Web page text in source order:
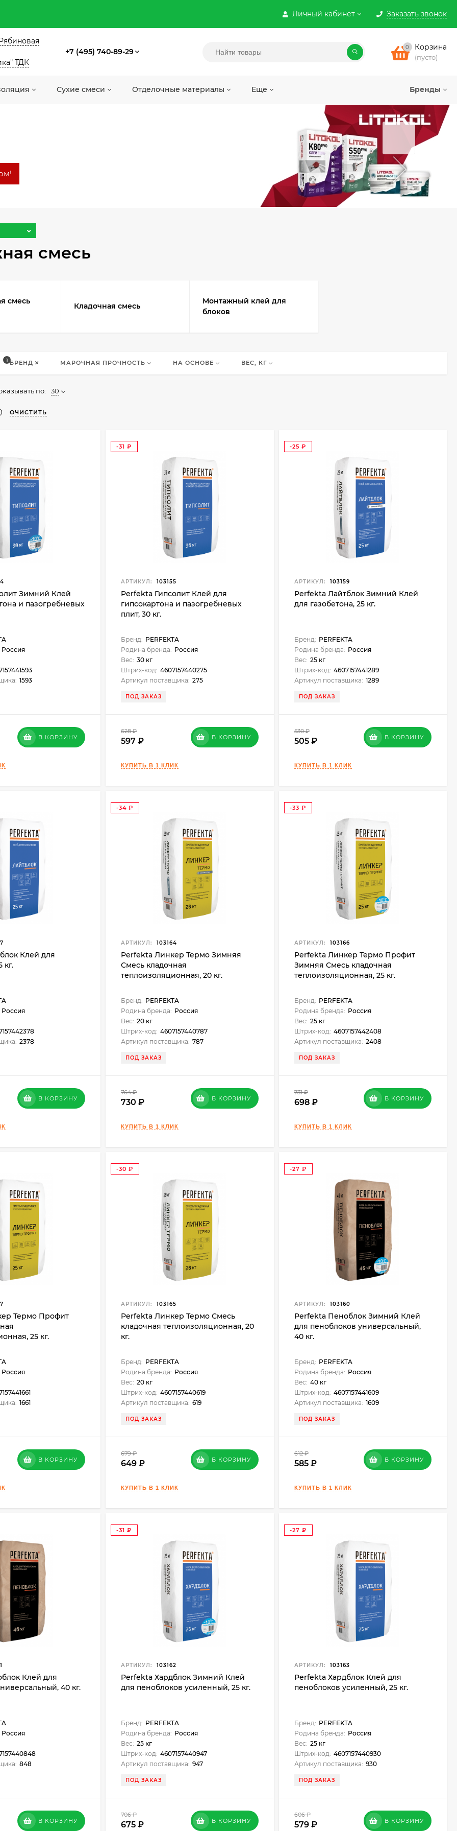
Личный кабинет Заказать звонок
ТДК
+7 (495) 740-89-29 0 Корзина
(пусто)
Бренды
Сухие смеси Отделочные материалы Еще
смесь
смесь
Кладочная смесь
Монтажный клей для
блоков
БРЕНД
1 МАРОЧНАЯ ПРОЧНОСТЬ НА ОСНОВЕ ВЕС, КГ
по: 30
ОЧИСТИТЬ
Зимний Клей
и пазогребневых
Россия
1593
В КОРЗИНУ
-31
АРТИКУЛ: 103155
Perfekta Гипсолит Клей для
гипсокартона и пазогребневых
плит, 30 кг.
Бренд: PERFEKTA
Родина бренда: Россия
Вес: 30 кг
Штрих-код: 4607157440275
Артикул поставщика: 275
ПОД ЗАКАЗ
628 ₽
597 В КОРЗИНУ
-25
АРТИКУЛ: 103159
Perfekta Лайтблок Зимний Клей
для газобетона, 25 кг.
Бренд: PERFEKTA
Родина бренда: Россия
Вес: 25 кг
Штрих-код: 4607157441289
Артикул поставщика: 1289
ПОД ЗАКАЗ
530 ₽
505 В КОРЗИНУ
Клей для
кг.
Россия
2378
В КОРЗИНУ
-34
АРТИКУЛ: 103164
Perfekta Линкер Термо Зимняя
Смесь кладочная
теплоизоляционная, 20 кг.
Бренд: PERFEKTA
Родина бренда: Россия
Вес: 20 кг
Штрих-код: 4607157440787
Артикул поставщика: 787
ПОД ЗАКАЗ
764 ₽
730 В КОРЗИНУ
-33
АРТИКУЛ: 103166
Perfekta Линкер Термо Профит
Зимняя Смесь кладочная
теплоизоляционная, 25 кг.
Бренд: PERFEKTA
Родина бренда: Россия
Вес: 25 кг
Штрих-код: 4607157442408
Артикул поставщика: 2408
ПОД ЗАКАЗ
731 ₽
698 В КОРЗИНУ
Термо Профит
25 кг.
Россия
1661
В КОРЗИНУ
-30
АРТИКУЛ: 103165
Perfekta Линкер Термо Смесь
кладочная теплоизоляционная, 20
кг.
Бренд: PERFEKTA
Родина бренда: Россия
Вес: 20 кг
Штрих-код: 4607157440619
Артикул поставщика: 619
ПОД ЗАКАЗ
679 ₽
649 В КОРЗИНУ
-27
АРТИКУЛ: 103160
Perfekta Пеноблок Зимний Клей
для пеноблоков универсальный,
40 кг.
Бренд: PERFEKTA
Родина бренда: Россия
Вес: 40 кг
Штрих-код: 4607157441609
Артикул поставщика: 1609
ПОД ЗАКАЗ
612 ₽
585 В КОРЗИНУ
Клей для
40 кг.
Россия
848
В КОРЗИНУ
-31
АРТИКУЛ: 103162
Perfekta Хардблок Зимний Клей
для пеноблоков усиленный, 25 кг.
Бренд: PERFEKTA
Родина бренда: Россия
Вес: 25 кг
Штрих-код: 4607157440947
Артикул поставщика: 947
ПОД ЗАКАЗ
706 ₽
675 В КОРЗИНУ
-27
АРТИКУЛ: 103163
Perfekta Хардблок Клей для
пеноблоков усиленный, 25 кг.
Бренд: PERFEKTA
Родина бренда: Россия
Вес: 25 кг
Штрих-код: 4607157440930
Артикул поставщика: 930
ПОД ЗАКАЗ
606 ₽
579 В КОРЗИНУ